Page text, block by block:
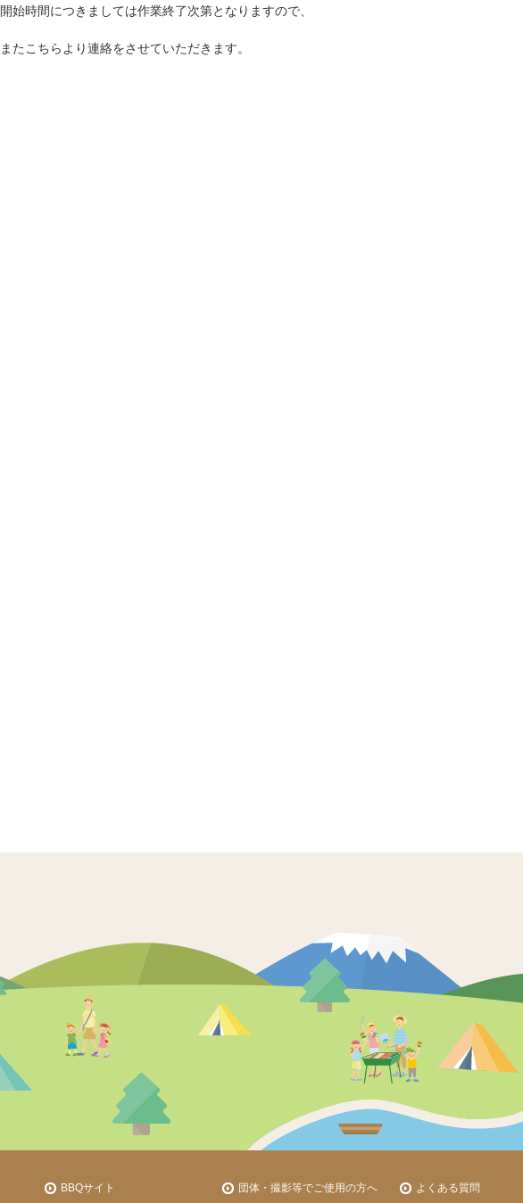
開始時間につきましては作業終了次第となりますので、
またこちらより連絡をさせていただきます。
BBQサイト 団体・撮影等でご使用の方へ よくある質問